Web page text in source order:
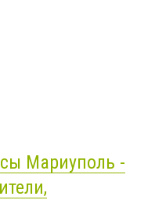
Мариуполь -